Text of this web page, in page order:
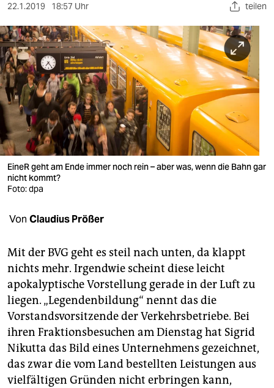
sport
berlin
nord
wahrheit
verlag
verlag
veranstaltungen
shop
fragen & hilfe
abo
genossenschaft
epaper login
22.1.2019 18:57 Uhr teilen
EineR geht am Ende immer noch rein – aber was, wenn die Bahn gar
nicht kommt?
Foto: dpa
Von Claudius Prößer
Mit der BVG geht es steil nach unten, da klappt
nichts mehr. Irgendwie scheint diese leicht
apokalyptische Vorstellung gerade in der Luft zu
liegen. „Legendenbildung“ nennt das die
Vorstandsvorsitzende der Verkehrsbetriebe. Bei
ihren Fraktionsbesuchen am Dienstag hat Sigrid
Nikutta das Bild eines Unternehmens gezeichnet,
das zwar die vom Land bestellten Leistungen aus
vielfältigen Gründen nicht erbringen kann,